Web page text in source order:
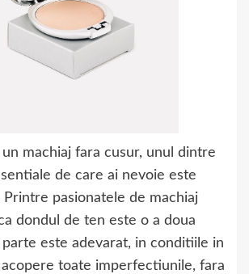
machiaj fara cusur, unul dintre
de care ai nevoie este
pasionatele de machiaj
dondul de ten este o a doua
este adevarat, in conditiile in
toate imperfectiunile, fara